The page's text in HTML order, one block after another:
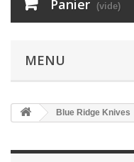
Panier (vide)
MENU
Blue Ridge Knives